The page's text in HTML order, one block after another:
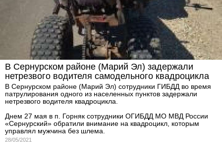
В Сернурском районе (Марий Эл) задержали
нетрезвого водителя самодельного квадроцикла
В Сернурском районе (Марий Эл) сотрудники ГИБДД во время
патрулирования одного из населенных пунктов задержали
нетрезвого водителя квадроцикла.
Днем 27 мая в п. Горняк сотрудники ОГИБДД МО МВД России
«Сернурский» обратили внимание на квадроцикл, которым
управлял мужчина без шлема.
28/05/2021